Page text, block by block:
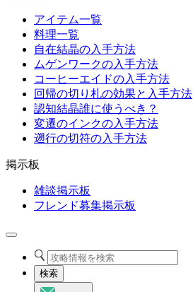
アイテム一覧
料理一覧
自在結晶の入手方法
ムゲンワークの入手方法
コーヒーエイドの入手方法
回帰の切り札の効果と入手方法
認知結晶誰に使うべき？
変遷のインクの入手方法
遡行の切符の入手方法
掲示板
雑談掲示板
フレンド募集掲示板
検索